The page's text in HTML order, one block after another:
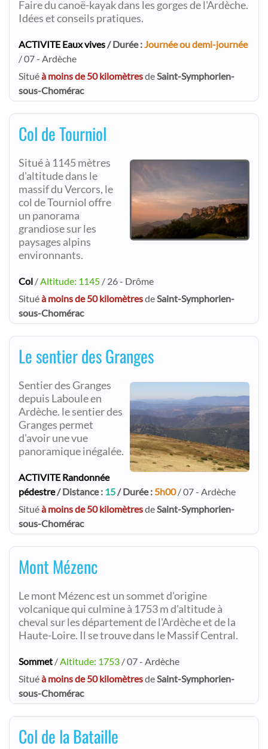
Faire du canoë-kayak dans les gorges de l'Ardèche.
Idées et conseils pratiques.
ACTIVITE Eaux vives / Durée : Journée ou demi-journée
/ 07 - Ardèche
Situéà moins de 50 kilomètresde Saint-Symphorien-
sous-Chomérac
Col de Tourniol
Situé à 1145 mètres
d'altitude dans le
massif du Vercors, le
col de Tourniol offre
un panorama
grandiose sur les
paysages alpins
environnants.
Col / Altitude: 1145 / 26 - Drôme
Situéà moins de 50 kilomètresde Saint-Symphorien-
sous-Chomérac
Le sentier des Granges
Sentier des Granges
depuis Laboule en
Ardèche. le sentier des
Granges permet
d'avoir une vue
panoramique inégalée.
ACTIVITE Randonnée
pédestre/ Distance : 15 / Durée : 5h00/ 07 - Ardèche
Situéà moins de 50 kilomètresde Saint-Symphorien-
sous-Chomérac
Mont Mézenc
Le mont Mézenc est un sommet d'origine
volcanique qui culmine à 1753 m d'altitude à
cheval sur les département de l'Ardèche et de la
Haute-Loire. Il se trouve dans le Massif Central.
Sommet / Altitude: 1753 / 07 - Ardèche
Situéà moins de 50 kilomètresde Saint-Symphorien-
sous-Chomérac
Col de la Bataille